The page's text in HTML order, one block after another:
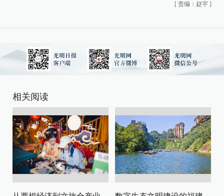
[ 责编：赵宇 ]
相关阅读